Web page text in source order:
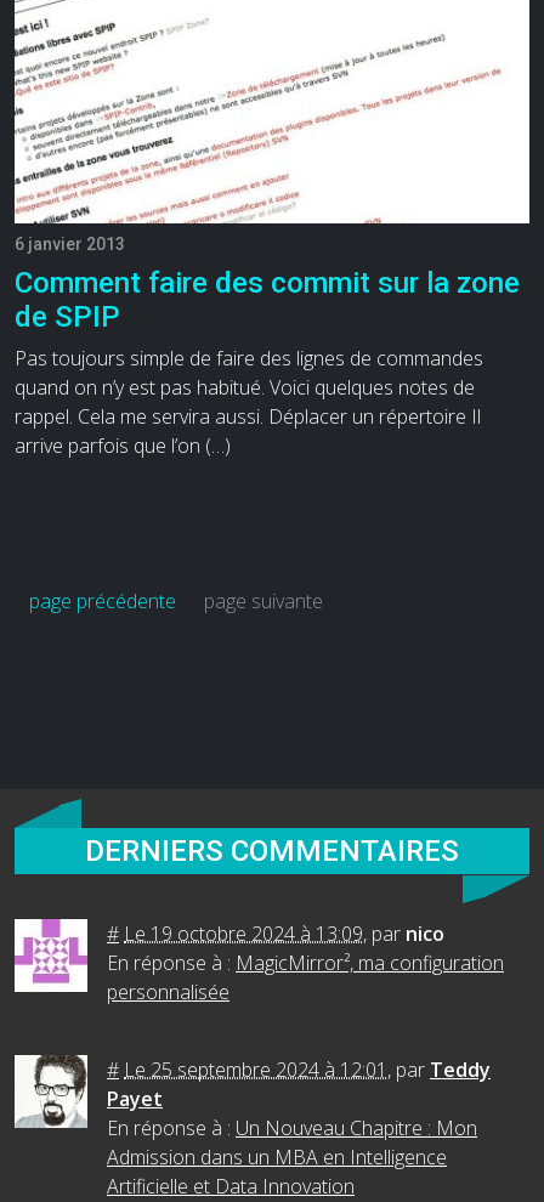
6 janvier 2013
Comment faire des commit sur la zone
de SPIP
Pas toujours simple de faire des lignes de commandes
quand on n’y est pas habitué. Voici quelques notes de
rappel. Cela me servira aussi. Déplacer un répertoire Il
arrive parfois que l’on (…)
page précédente page suivante
DERNIERS COMMENTAIRES
# Le 19 octobre 2024 à 13:09, par nico
En réponse à : MagicMirror², ma configuration
personnalisée
# Le 25 septembre 2024 à 12:01 , par Teddy
Payet
En réponse à : Un Nouveau Chapitre : Mon
Admission dans un MBA en Intelligence
Artificielle et Data Innovation